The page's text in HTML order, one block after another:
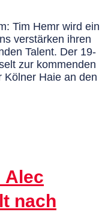
Tim Hemr wird ein
verstärken ihren
Talent. Der 19-
zur kommenden
Kölner Haie an den
Alec
nach